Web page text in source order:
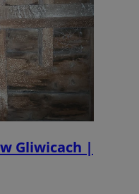
Gliwicach |